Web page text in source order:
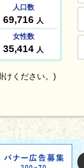
けください。)